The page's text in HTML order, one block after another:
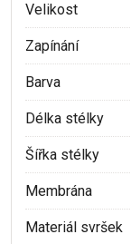
Velikost
Zapínání
Barva
Délka stélky
Šířka stélky
Membrána
Materiál svršek